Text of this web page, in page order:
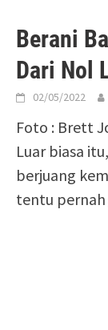
Berani
Dari Nol
02/05/2022
Foto : Brett
Luar biasa
berjuang
tentu